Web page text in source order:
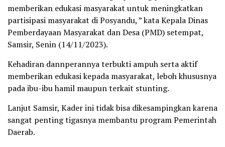
memberikan edukasi masyarakat untuk meningkatkan
partisipasi masyarakat di Posyandu, ” kata Kepala Dinas
Pemberdayaan Masyarakat dan Desa (PMD) setempat,
Samsir, Senin (14/11/2023).
Kehadiran dannperannya terbukti ampuh serta aktif
memberikan edukasi kepada masyarakat, leboh khususnya
pada ibu-ibu hamil maupun terkait stunting.
Lanjut Samsir, Kader ini tidak bisa dikesampingkan karena
sangat penting tigasnya membantu program Pemerintah
Daerab.